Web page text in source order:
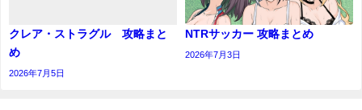
クレア・ストラグル 攻略まと
め
2026年7月5日
NTRサッカー 攻略まとめ
2026年7月3日